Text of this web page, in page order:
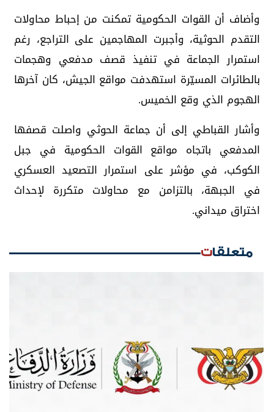
وأضاف أن القوات الحكومية تمكنت من إحباط محاولات
التقدم الحوثية، وأجبرت المهاجمين على التراجع، رغم
استمرار الجماعة في تنفيذ قصف مدفعي وهجمات
بالطائرات المسيّرة استهدفت مواقع الجيش، كان آخرها
الهجوم الذي وقع الخميس.
وأشار القباطي إلى أن جماعة الحوثي واصلت قصفها
المدفعي باتجاه مواقع القوات الحكومية في جبل
الكوكب، في مؤشر على استمرار التصعيد العسكري
في الجبهة، بالتزامن مع محاولات متكررة لإحداث
اختراق ميداني.
متعلقات